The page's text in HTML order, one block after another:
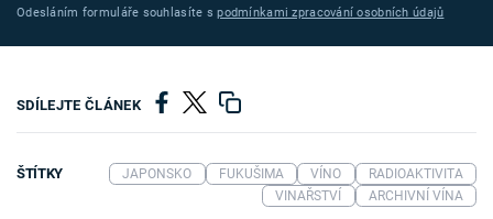
Odesláním formuláře souhlasíte spodmínkami zpracování osobních údajů
SDÍLEJTE ČLÁNEK
ŠTÍTKY JAPONSKO FUKUŠIMA VÍNO
RADIOAKTIVITA
VINAŘSTVÍ
ARCHIVNÍ VÍNA